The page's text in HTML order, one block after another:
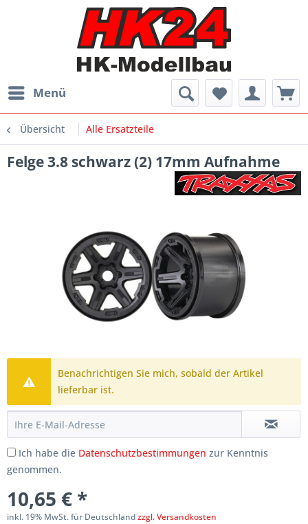
Menü
Übersicht Alle Ersatzteile
Felge 3.8 schwarz (2) 17mm Aufnahme
Benachrichtigen Sie mich, sobald der Artikel
lieferbar ist.
Ich habe die Datenschutzbestimmungen zur Kenntnis
genommen.
10,65 € *
inkl. 19% MwSt. für Deutschlandzzgl. Versandkosten